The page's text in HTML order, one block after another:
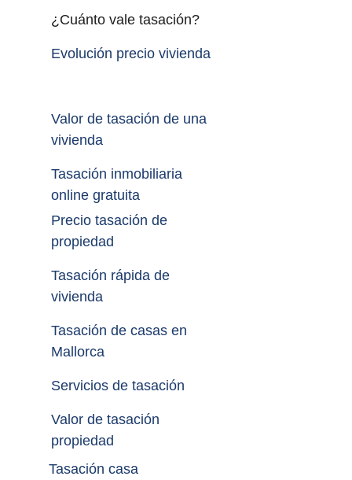
Valor de tasación de una
vivienda
Tasación inmobiliaria
online gratuita
Precio tasación de
propiedad
Tasación rápida de
vivienda
Tasación de casas en
Mallorca
Servicios de tasación
Valor de tasación
propiedad
Tasación casa
¿Cuánto vale tasación?
Evolución precio vivienda